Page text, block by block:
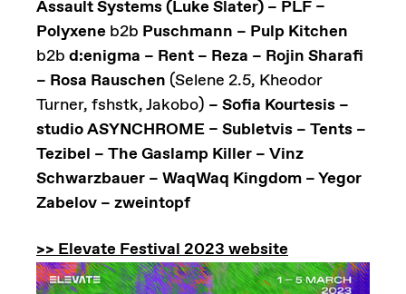
Assault Systems (Luke Slater) – PLF –
Polyxene b2b Puschmann – Pulp Kitchen
b2b d:enigma – Rent – Reza – Rojin Sharafi
– Rosa Rauschen (Selene 2.5, Kheodor
Turner, fshstk, Jakobo) – Sofia Kourtesis –
studio ASYNCHROME – Subletvis – Tents –
Tezibel – The Gaslamp Killer – Vinz
Schwarzbauer – WaqWaq Kingdom – Yegor
Zabelov – zweintopf
>> Elevate Festival 2023 website